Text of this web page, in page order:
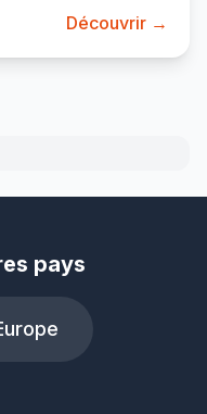
Découvrir →
pays